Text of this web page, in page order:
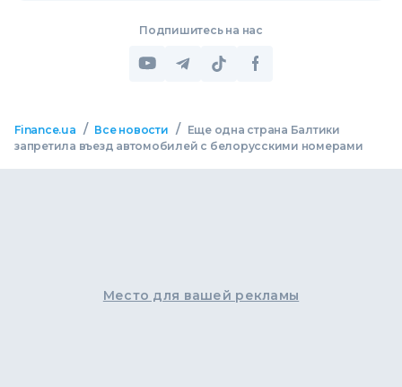
Подпишитесь на нас
Finance.ua / Все новости /
Еще одна страна Балтики
запретила въезд автомобилей с белорусскими номерами
Место для вашей рекламы